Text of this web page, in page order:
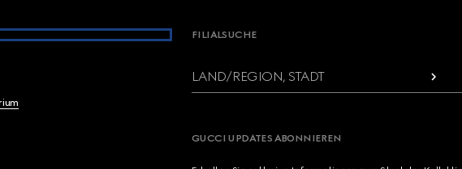
FILIALSUCHE
LAND/REGION, STADT
GUCCI UPDATES ABONNIEREN